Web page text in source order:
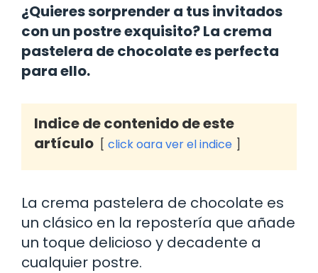
¿Quieres sorprender a tus invitados
con un postre exquisito? La crema
pastelera de chocolate es perfecta
para ello.
Indice de contenido de este
artículo
click oara ver el indice
La crema pastelera de chocolate es
un clásico en la repostería que añade
un toque delicioso y decadente a
cualquier postre.